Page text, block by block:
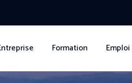
Formation Emploi